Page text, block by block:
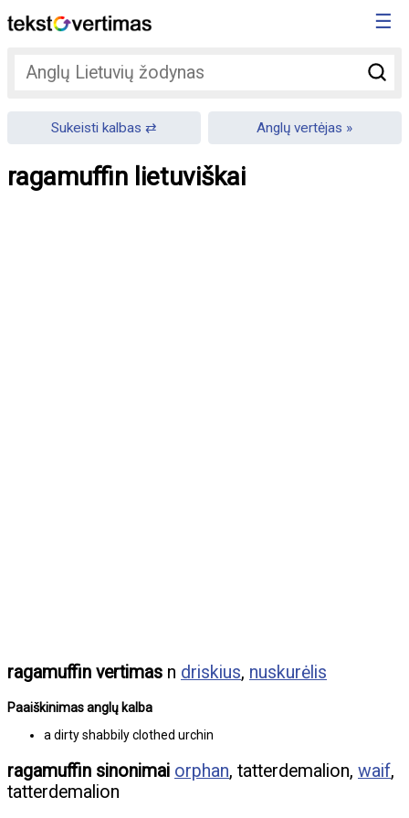
☰
Sukeisti kalbas Anglų vertėjas
ragamuffin lietuviškai
ragamuffin vertimas n driskius, nuskurėlis
Paaiškinimas anglų kalba
a dirty shabbily clothed urchin
ragamuffin sinonimai orphan, tatterdemalion, waif,
tatterdemalion